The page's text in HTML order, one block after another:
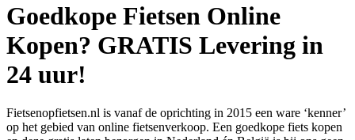
Goedkope Fietsen Online
Kopen? GRATIS Levering in
24 uur!
Fietsenopfietsen.nl is vanaf de oprichting in 2015 een ware ‘kenner’
op het gebied van online fietsenverkoop. Een goedkope fiets kopen